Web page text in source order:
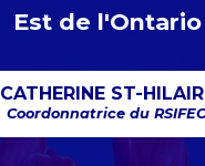
Est de l'Ontario
CATHERINE ST-
Coordonnatrice du